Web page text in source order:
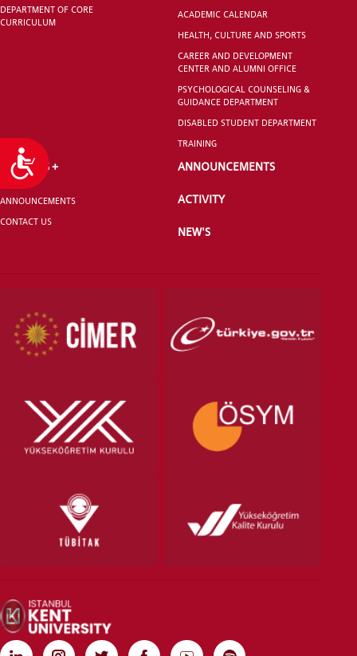
Accessibility
DEPARTMENT OF CORE
CURRICULUM
ACADEMIC CALENDAR
HEALTH, CULTURE AND SPORTS
CAREER AND DEVELOPMENT
CENTER AND ALUMNI OFFICE
PSYCHOLOGICAL COUNSELING &
GUIDANCE DEPARTMENT
DISABLED STUDENT DEPARTMENT
TRAINING
ERASMUS +
ANNOUNCEMENTS
CONTACT US
ANNOUNCEMENTS
ACTIVITY
NEW'S